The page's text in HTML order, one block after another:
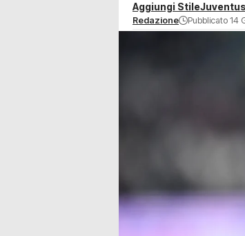
Aggiungi
Redazione Pubblicato 14